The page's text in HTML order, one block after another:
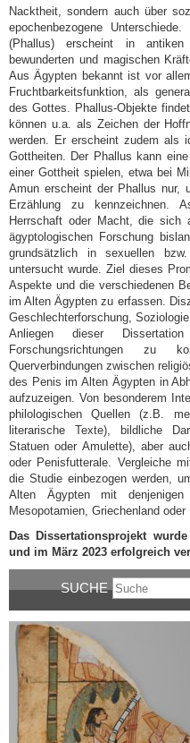
Nacktheit, sondern auch über
epochenbezogene
(Phallus) erscheint in
bewunderten und magischen
Aus Ägypten bekannt ist vor
Fruchtbarkeitsfunktion, als
des Gottes. Phallus-Objekte
können u.a. als Zeichen der
werden. Er erscheint zudem als
Gottheiten. Der Phallus kann
einer Gottheit spielen, etwa bei
Amun erscheint der Phallus nur,
Erzählung zu kennzeichnen.
Herrschaft oder Macht, die sich
ägyptologischen Forschung
grundsätzlich in sexuellen
untersucht wurde. Ziel dieses
Aspekte und die verschiedenen
im Alten Ägypten zu erfassen.
Geschlechterforschung,
Anliegen dieser
Forschungsrichtungen zu
Querverbindungen zwischen
des Penis im Alten Ägypten in
aufzuzeigen. Von besonderem
philologischen Quellen (z.B.
literarische Texte), bildliche
Statuen oder Amulette), aber
oder Penisfutterale. Vergleiche
die Studie einbezogen werden,
Alten Ägypten mit
Mesopotamien, Griechenland
Das Dissertationsprojekt
und im März 2023 erfolgreich
SUCHE